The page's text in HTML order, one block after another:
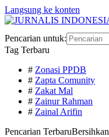
Langsung ke konten
Pencarian untuk:
Tag Terbaru
# Zonasi PPDB
# Zapta Comunity
# Zakat Mal
# Zainur Rahman
# Zainal Arifin
Pencarian TerbaruBersihkan